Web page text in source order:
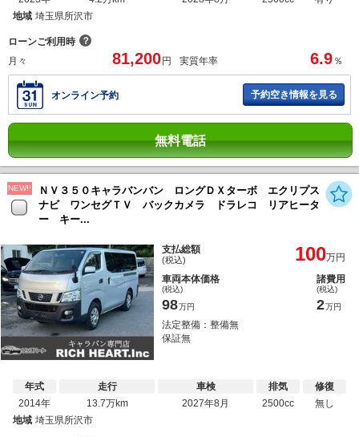
地域 埼玉県所沢市
ローンご利用時 ？
月々
81,200 円 実質年率 6.9 ％
オンライン予約 予約空き情報を見る
無料電話
NEW!!
ＮＶ３５０キャラバンバン ロングＤＸターボ エクリプス
ナビ ワンセグＴＶ バックカメラ ドラレコ リアヒータ
ー キー...
支払総額
(税込) 100万円
車両本体価格
(税込)
98万円
諸費用
(税込)
2万円
法定整備：整備無
保証無
年式
2014年
走行
13.7万km
車検
2027年8月
排気
2500cc
修復
無し
地域 埼玉県所沢市